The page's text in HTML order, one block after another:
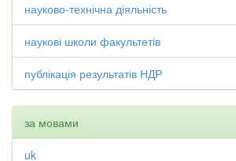
науково-технічна діяльність
наукові школи факультетів
публікація результатів НДР
за мовами
uk